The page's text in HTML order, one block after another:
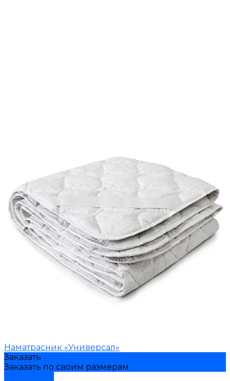
Наматрасник «Универсал»
Заказать
Заказать по своим размерам